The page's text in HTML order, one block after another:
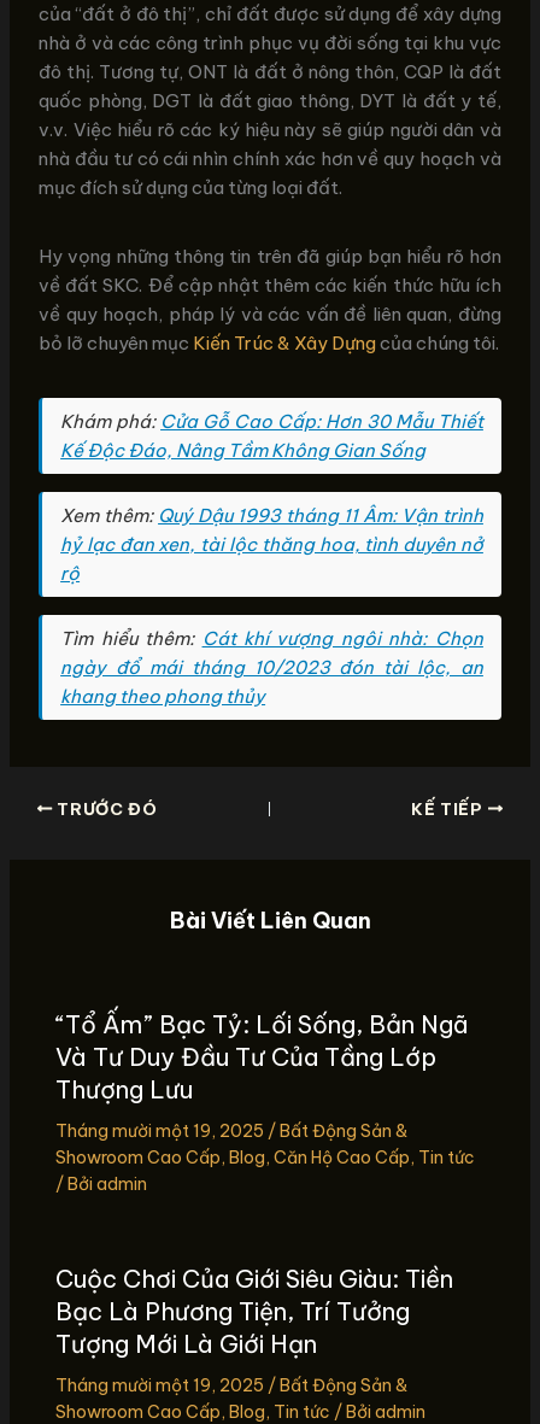
của “đất ở đô thị”, chỉ đất được sử dụng để xây dựng
nhà ở và các công trình phục vụ đời sống tại khu vực
đô thị. Tương tự, ONT là đất ở nông thôn, CQP là đất
quốc phòng, DGT là đất giao thông, DYT là đất y tế,
v.v. Việc hiểu rõ các ký hiệu này sẽ giúp người dân và
nhà đầu tư có cái nhìn chính xác hơn về quy hoạch và
mục đích sử dụng của từng loại đất.
Hy vọng những thông tin trên đã giúp bạn hiểu rõ hơn
về đất SKC. Để cập nhật thêm các kiến thức hữu ích
về quy hoạch, pháp lý và các vấn đề liên quan, đừng
bỏ lỡ chuyên mục Kiến Trúc & Xây Dựngcủa chúng tôi.
Khám phá: Cửa Gỗ Cao Cấp: Hơn 30 Mẫu Thiết
Kế Độc Đáo, Nâng Tầm Không Gian Sống
Xem thêm: Quý Dậu 1993 tháng 11 Âm: Vận trình
hỷ lạc đan xen, tài lộc thăng hoa, tình duyên nở
rộ
Tìm hiểu thêm: Cát khí vượng ngôi nhà: Chọn
ngày đổ mái tháng 10/2023 đón tài lộc, an
khang theo phong thủy
TRƯỚC ĐÓ KẾ TIẾP
Bài Viết Liên Quan
“Tổ Ấm” Bạc Tỷ: Lối Sống, Bản Ngã
Và Tư Duy Đầu Tư Của Tầng Lớp
Thượng Lưu
Tháng mười một 19, 2025 /Bất Động Sản &
Showroom Cao Cấp, Blog, Căn Hộ Cao Cấp, Tin tức
/ Bởi admin
Cuộc Chơi Của Giới Siêu Giàu: Tiền
Bạc Là Phương Tiện, Trí Tưởng
Tượng Mới Là Giới Hạn
Tháng mười một 19, 2025 /Bất Động Sản &
Showroom Cao Cấp, Blog, Tin tức / Bởi admin